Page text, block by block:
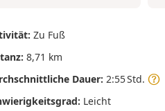
Zu Fuß
8,71 km
Dauer: 2:55 Std.
Leicht